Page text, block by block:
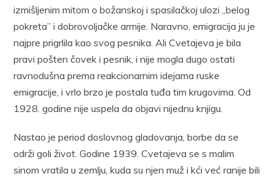
izmišljenim mitom o božanskoj i spasilačkoj ulozi „belog
pokreta” i dobrovoljačke armije. Naravno, emigracija ju je
najpre prigrlila kao svog pesnika. Ali Cvetajeva je bila
pravi pošten čovek i pesnik, i nije mogla dugo ostati
ravnodušna prema reakcionarnim idejama ruske
emigracije, i vrlo brzo je postala tuđa tim krugovima. Od
1928. godine nije uspela da objavi nijednu knjigu.
Nastao je period doslovnog gladovanja, borbe da se
održi goli život. Godine 1939. Cvetajeva se s malim
sinom vratila u zemlju, kuda su njen muž i kći već ranije bili